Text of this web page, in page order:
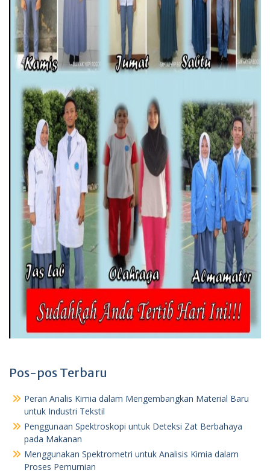
Pos-pos Terbaru
Peran Analis Kimia dalam Mengembangkan Material Baru
untuk Industri Tekstil
Penggunaan Spektroskopi untuk Deteksi Zat Berbahaya
pada Makanan
Menggunakan Spektrometri untuk Analisis Kimia dalam
Proses Pemurnian